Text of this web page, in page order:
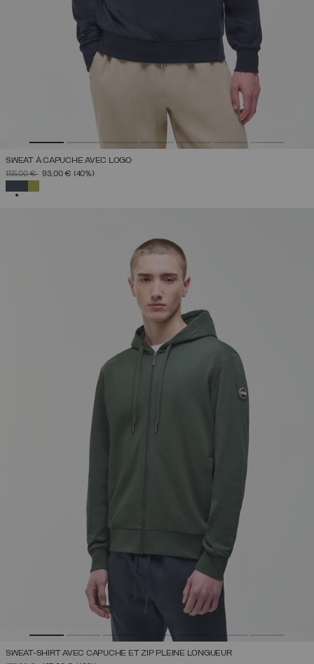
SWEAT À CAPUCHE AVEC LOGO
PRIX RÉDUIT DE
155,00 €À93,00 € (40%)
SWEAT-SHIRT AVEC CAPUCHE ET ZIP PLEINE LONGUEUR